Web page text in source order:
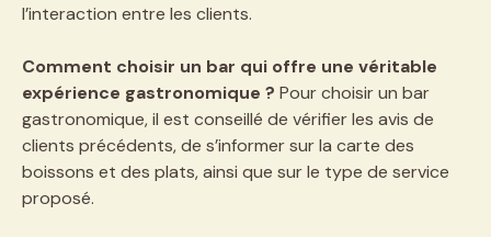
l’interaction entre les clients.
Comment choisir un bar qui offre une véritable
expérience gastronomique ? Pour choisir un bar
gastronomique, il est conseillé de vérifier les avis de
clients précédents, de s’informer sur la carte des
boissons et des plats, ainsi que sur le type de service
proposé.